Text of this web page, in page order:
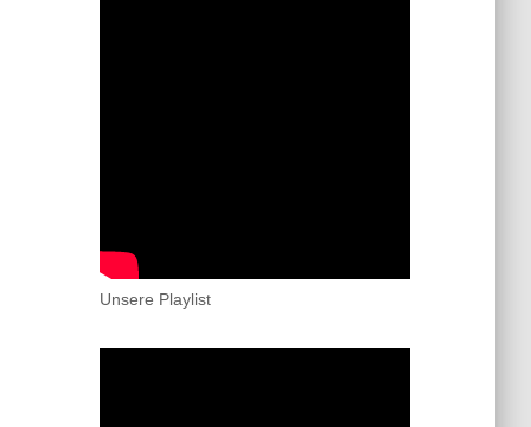
Unsere Playlist